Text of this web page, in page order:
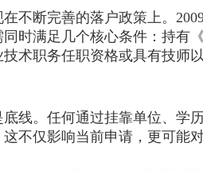
断完善的落户政策上。2009
时满足几个核心条件：持有
术职务任职资格或具有技
。任何通过挂靠单位、学
不仅影响当前申请，更可能